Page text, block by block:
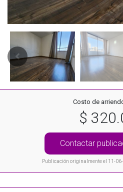
Costo de
$
Contactar
Publicación originalmente el 11-